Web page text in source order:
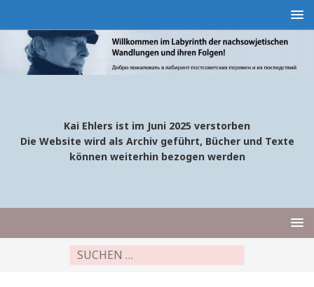
Kai Ehlers ist im Juni 2025 verstorben
Die Website wird als Archiv geführt, Bücher und Texte
können weiterhin bezogen werden